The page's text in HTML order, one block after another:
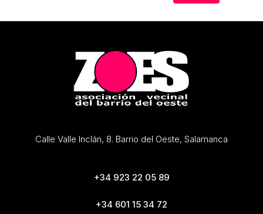
Calle Valle Inclán, 8. Barrio del Oeste, Salamanca
+34 923 22 05 89
+34 601 15 34 72